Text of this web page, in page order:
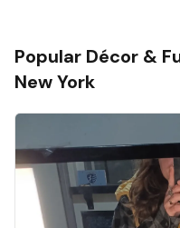
Popular Décor &
New York